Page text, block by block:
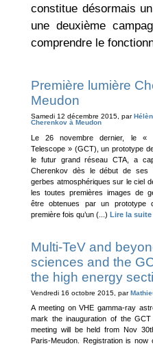
constitue désormais
une deuxième
comprendre le
Première lumière
Meudon
Samedi 12 décembre 2015, par
Cherenkov à Meudon
Le 26 novembre dernier, le «
Telescope » (GCT), un prototype
le futur grand réseau CTA, a
Cherenkov dès le début de ses
gerbes atmosphériques sur le ciel
les toutes premières images de
être obtenues par un prototype
première fois qu’un (...) Lire la suite
Multi-TeV and
sciences and the
the high energy
Vendredi 16 octobre 2015, par
A meeting on VHE gamma-ray
mark the inauguration of the
meeting will be held from Nov
Paris-Meudon. Registration is now